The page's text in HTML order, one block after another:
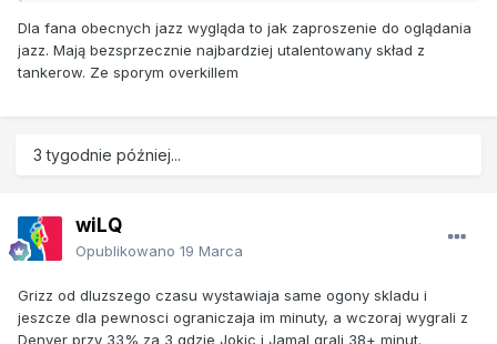
Dla fana obecnych jazz wygląda to jak zaproszenie do oglądania
jazz. Mają bezsprzecznie najbardziej utalentowany skład z
tankerow. Ze sporym overkillem
3 tygodnie później...
wiLQ
Opublikowano 19 Marca
Grizz od dluzszego czasu wystawiaja same ogony skladu i
jeszcze dla pewnosci ograniczaja im minuty, a wczoraj wygrali z
Denver przy 33% za 3 gdzie Jokic i Jamal grali 38+ minut.